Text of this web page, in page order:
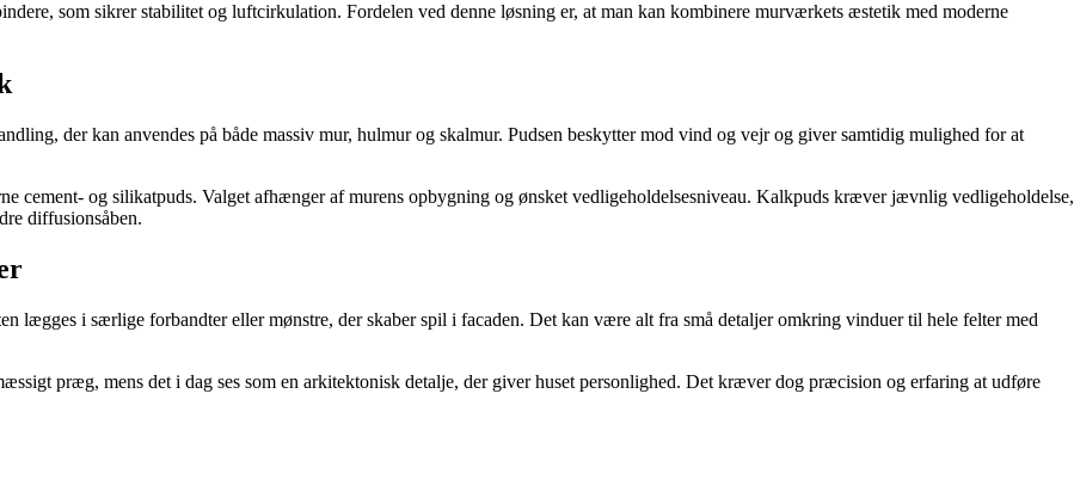
som sikrer stabilitet og luftcirkulation. Fordelen ved denne løsning er, at man kan kombinere murværkets æstetik med moderne
der kan anvendes på både massiv mur, hulmur og skalmur. Pudsen beskytter mod vind og vejr og giver samtidig mulighed for at
cement- og silikatpuds. Valget afhænger af murens opbygning og ønsket vedligeholdelsesniveau. Kalkpuds kræver jævnlig vedligeholdelse,
diffusionsåben.
lægges i særlige forbandter eller mønstre, der skaber spil i facaden. Det kan være alt fra små detaljer omkring vinduer til hele felter med
præg, mens det i dag ses som en arkitektonisk detalje, der giver huset personlighed. Det kræver dog præcision og erfaring at udføre